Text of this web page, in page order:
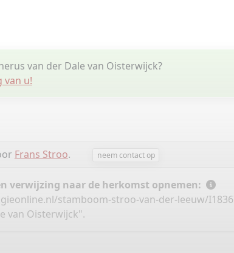
van der Dale van Oisterwijck?
van u!
Frans Stroo. neem contact op
verwijzing naar de herkomst opnemen:
stamboom-stroo-van-der-leeuw/
van Oisterwijck".